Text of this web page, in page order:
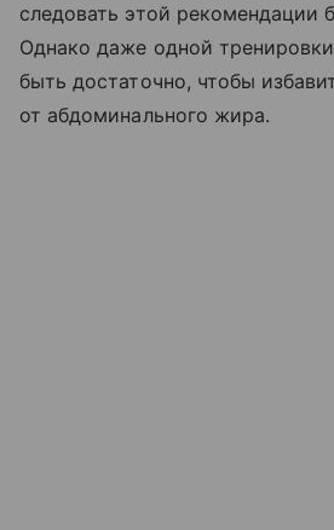
следовать этой рекомендации
Однако даже одной
быть достаточно, чтобы
от абдоминального жира.